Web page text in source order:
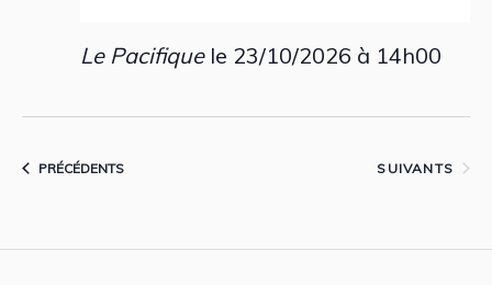
Le Pacifiquele 23/10/2026 à 14h00
ÉVÈNEMENTS
PRÉCÉDENTS ÉVÈNEMENTS
SUIVANTS